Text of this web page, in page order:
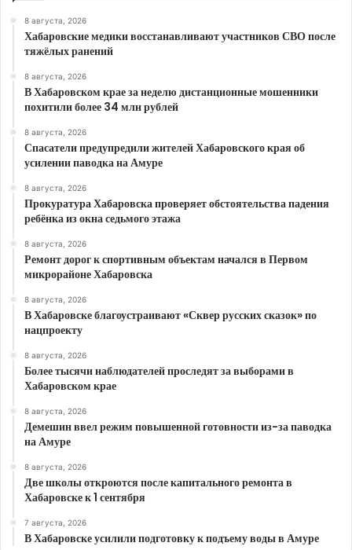
8 августа, 2026
Хабаровские медики восстанавливают участников СВО после
тяжёлых ранений
8 августа, 2026
В Хабаровском крае за неделю дистанционные мошенники
похитили более 34 млн рублей
8 августа, 2026
Спасатели предупредили жителей Хабаровского края об
усилении паводка на Амуре
8 августа, 2026
Прокуратура Хабаровска проверяет обстоятельства падения
ребёнка из окна седьмого этажа
8 августа, 2026
Ремонт дорог к спортивным объектам начался в Первом
микрорайоне Хабаровска
8 августа, 2026
В Хабаровске благоустраивают «Сквер русских сказок» по
нацпроекту
8 августа, 2026
Более тысячи наблюдателей проследят за выборами в
Хабаровском крае
8 августа, 2026
Демешин ввел режим повышенной готовности из-за паводка
на Амуре
8 августа, 2026
Две школы откроются после капитального ремонта в
Хабаровске к 1 сентября
7 августа, 2026
В Хабаровске усилили подготовку к подъему воды в Амуре